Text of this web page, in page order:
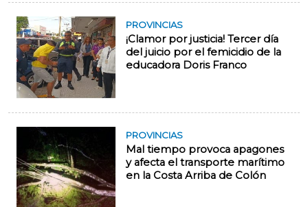
PROVINCIAS
¡Clamor por justicia! Tercer día
del juicio por el femicidio de la
educadora Doris Franco
PROVINCIAS
Mal tiempo provoca apagones
y afecta el transporte marítimo
en la Costa Arriba de Colón